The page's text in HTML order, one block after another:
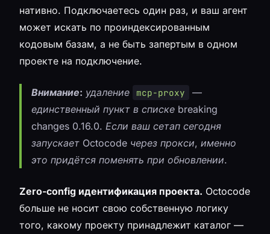
нативно. Подключаетесь один раз, и ваш агент
может искать по проиндексированным
кодовым базам, а не быть запертым в одном
проекте на подключение.
Внимание: удаление mcp-proxy
—
единственный пункт в списке breaking
changes 0.16.0. Если ваш сетап сегодня
запускает Octocode через прокси, именно
это придётся поменять при обновлении.
Zero-config идентификация проекта. Octocode
больше не носит свою собственную логику
того, какому проекту принадлежит каталог —